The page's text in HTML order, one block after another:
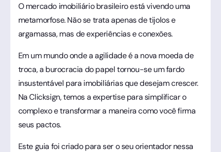
O mercado imobiliário brasileiro está vivendo uma
metamorfose. Não se trata apenas de tijolos e
argamassa, mas de experiências e conexões.
Em um mundo onde a agilidade é a nova moeda de
troca, a burocracia do papel tornou-se um fardo
insustentável para imobiliárias que desejam crescer.
Na Clicksign, temos a expertise para simplificar o
complexo e transformar a maneira como você firma
seus pactos.
Este guia foi criado para ser o seu orientador nessa